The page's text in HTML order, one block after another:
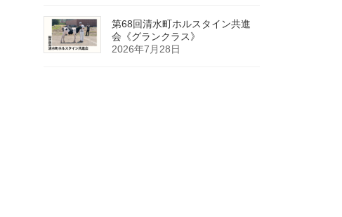
第68回清水町ホルスタイン共進
会《グランクラス》
2026年7月28日